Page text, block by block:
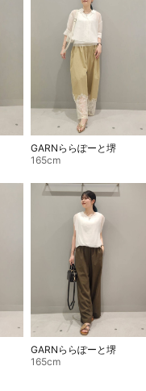
GARNららぽーと堺
165cm
GARNららぽーと堺
165cm